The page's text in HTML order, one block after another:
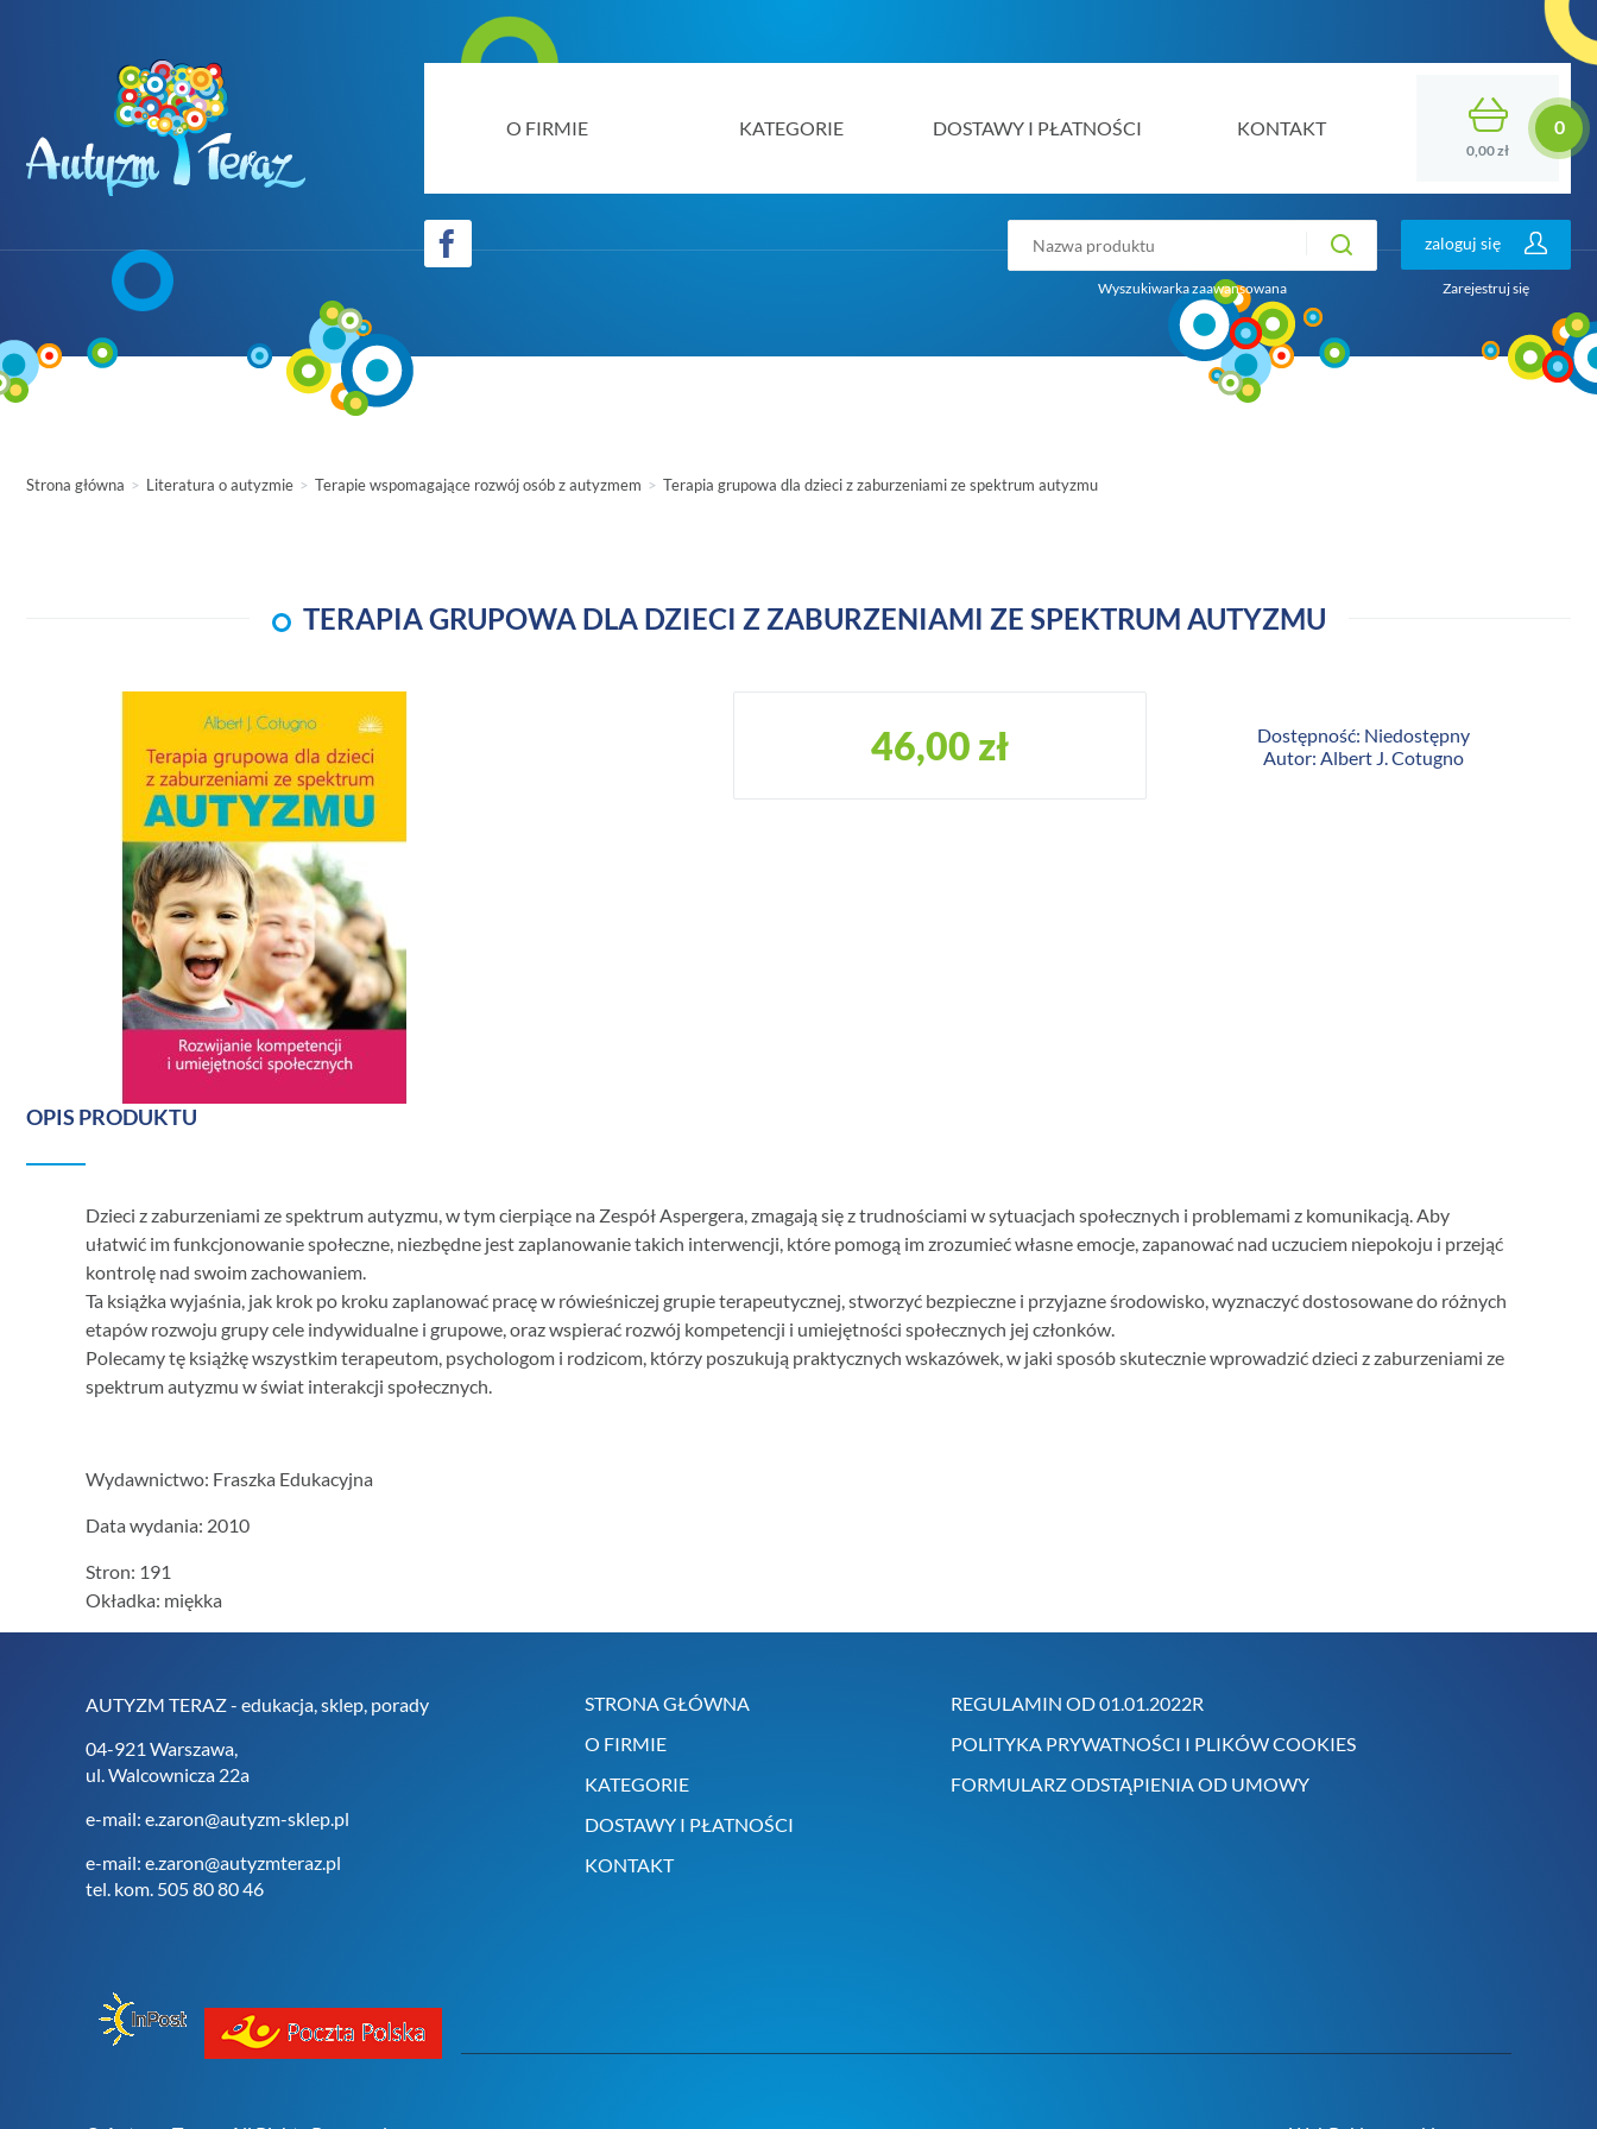
O FIRMIE KATEGORIE DOSTAWY I PŁATNOŚCI KONTAKT
0,00 zł
Wyszukiwarka zaawansowana
zaloguj się
Zarejestruj się
Strona główna Literatura o autyzmie Terapie wspomagające rozwój osób z autyzmem Terapia grupowa dla dzieci z zaburzeniami ze spektrum autyzmu
TERAPIA GRUPOWA DLA DZIECI Z ZABURZENIAMI ZE SPEKTRUM AUTYZMU
46,00 zł
Dostępność: Niedostępny
Autor: Albert J. Cotugno
OPIS PRODUKTU
Dzieci z zaburzeniami ze spektrum autyzmu, w tym cierpiące na Zespół Aspergera, zmagają się z trudnościami w sytuacjach społecznych i problemami z komunikacją. Aby
ułatwić im funkcjonowanie społeczne, niezbędne jest zaplanowanie takich interwencji, które pomogą im zrozumieć własne emocje, zapanować nad uczuciem niepokoju i przejąć
kontrolę nad swoim zachowaniem.
Ta książka wyjaśnia, jak krok po kroku zaplanować pracę w rówieśniczej grupie terapeutycznej, stworzyć bezpieczne i przyjazne środowisko, wyznaczyć dostosowane do różnych
etapów rozwoju grupy cele indywidualne i grupowe, oraz wspierać rozwój kompetencji i umiejętności społecznych jej członków.
Polecamy tę książkę wszystkim terapeutom, psychologom i rodzicom, którzy poszukują praktycznych wskazówek, w jaki sposób skutecznie wprowadzić dzieci z zaburzeniami ze
spektrum autyzmu w świat interakcji społecznych.
Wydawnictwo: Fraszka Edukacyjna
Data wydania: 2010
Stron: 191
Okładka: miękka
AUTYZM TERAZ - edukacja, sklep, porady
04-921 Warszawa,
ul. Walcownicza 22a
e-mail: e.zaron@autyzm-sklep.pl
e-mail: e.zaron@autyzmteraz.pl
tel. kom. 505 80 80 46
STRONA GŁÓWNA
O FIRMIE
KATEGORIE
DOSTAWY I PŁATNOŚCI
KONTAKT
REGULAMIN OD 01.01.2022R
POLITYKA PRYWATNOŚCI I PLIKÓW COOKIES
FORMULARZ ODSTĄPIENIA OD UMOWY